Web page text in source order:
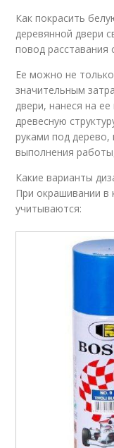
Как покрасить
деревянной двери
повод расставания
Ее можно не
значительным
двери, нанеся на
древесную
руками под
выполнения
Какие варианты
При окрашивании в
учитываются: